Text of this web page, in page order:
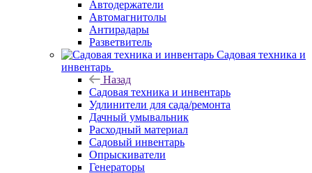
Автодержатели
Автомагнитолы
Антирадары
Разветвитель
Садовая техника и
инвентарь
Назад
Садовая техника и инвентарь
Удлинители для сада/ремонта
Дачный умывальник
Расходный материал
Садовый инвентарь
Опрыскиватели
Генераторы